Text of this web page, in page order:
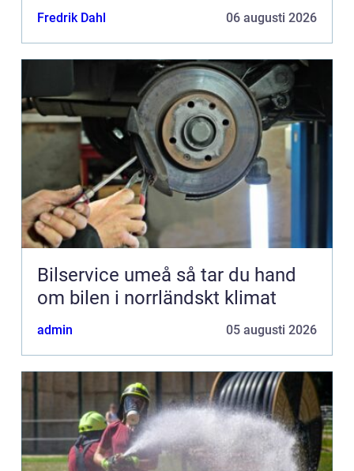
Fredrik Dahl 06 augusti 2026
Bilservice umeå så tar du hand
om bilen i norrländskt klimat
admin 05 augusti 2026